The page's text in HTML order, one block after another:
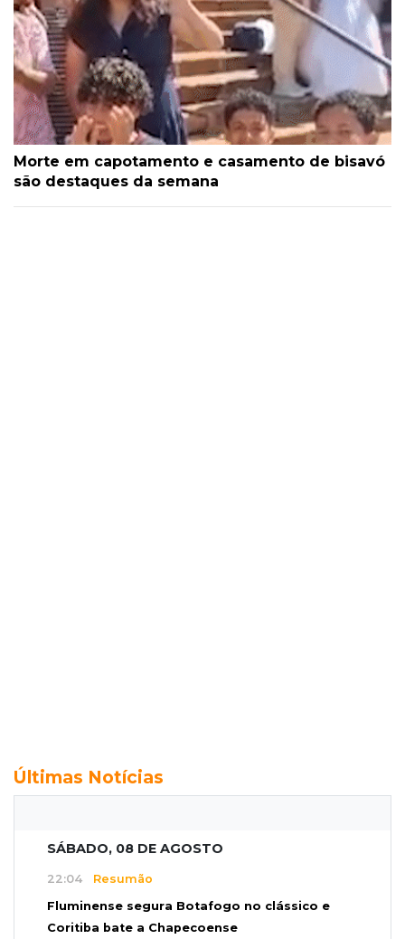
Morte em capotamento e casamento de bisavó
são destaques da semana
Últimas Notícias
SÁBADO, 08 DE AGOSTO
22:04 Resumão
Fluminense segura Botafogo no clássico e
Coritiba bate a Chapecoense